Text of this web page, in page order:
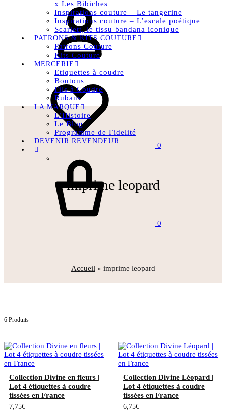
0
0
x Les Bibiches
Inspirations couture – Le tangerine
Inspirations couture – L’escale poétique
Scarlett, le tissu bandana iconique
PATRONS & KITS COUTURE
Patrons Couture
Kits Couture
MERCERIE
Etiquettes à coudre
Boutons
Fils à Coudre
Rubans
LA MARQUE
L’Histoire
Le Blog
Programme de Fidelité
DEVENIR REVENDEUR
imprime leopard
Accueil » imprime leopard
6 Produits
Collection Divine en fleurs |
Lot 4 étiquettes à coudre
tissées en France
7,75€
Collection Divine Léopard |
Lot 4 étiquettes à coudre
tissées en France
6,75€